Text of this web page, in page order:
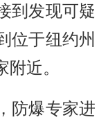
到发现可疑
位于纽约州
近。
防爆专家进